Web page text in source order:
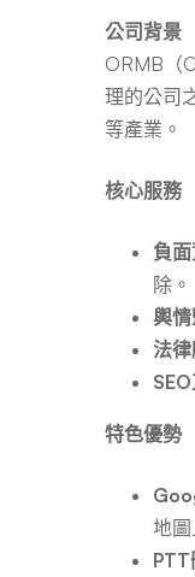
公司背景
ORMB（
理的公司
等產業。
核心服務
負
除。
輿
法
特色優勢
地
PTT